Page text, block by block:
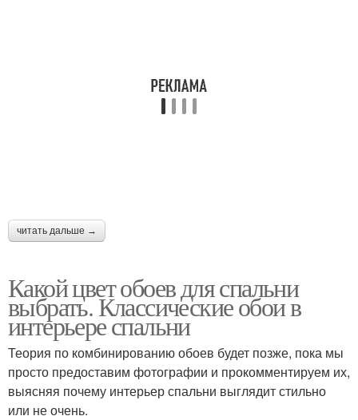
читать дальше →
Какой цвет обоев для спальни
выбрать. Классические обои в
интерьере спальни
Теория по комбинированию обоев будет позже, пока мы
просто предоставим фотографии и прокомментируем их,
выясняя почему интерьер спальни выглядит стильно
или не очень.